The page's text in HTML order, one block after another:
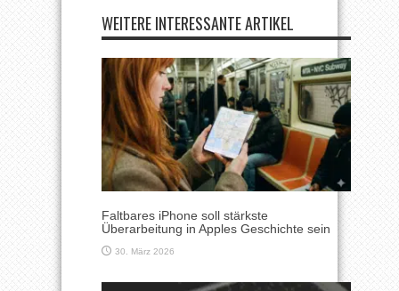
WEITERE INTERESSANTE ARTIKEL
Faltbares iPhone soll stärkste
Überarbeitung in Apples Geschichte sein
30. März 2026